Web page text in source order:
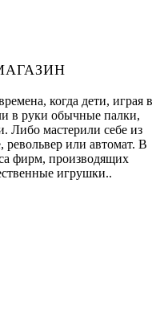
когда дети, играя в
в руки обычные палки,
Либо мастерили себе из
револьвер или автомат. В
фирм, производящих
игрушки..